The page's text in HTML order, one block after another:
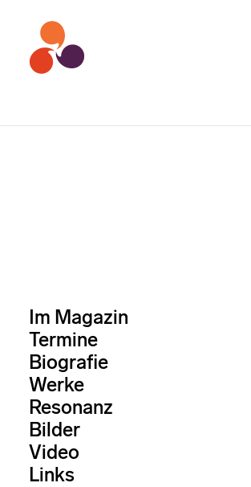
Im Magazin
Termine
Biografie
Werke
Resonanz
Bilder
Video
Links